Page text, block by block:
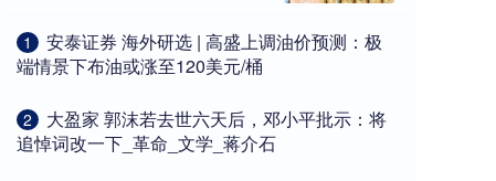
1
​安泰证券 海外研选 | 高盛上调油价预测：极
端情景下布油或涨至120美元/桶
2
​大盈家 郭沫若去世六天后，邓小平批示：将
追悼词改一下_革命_文学_蒋介石